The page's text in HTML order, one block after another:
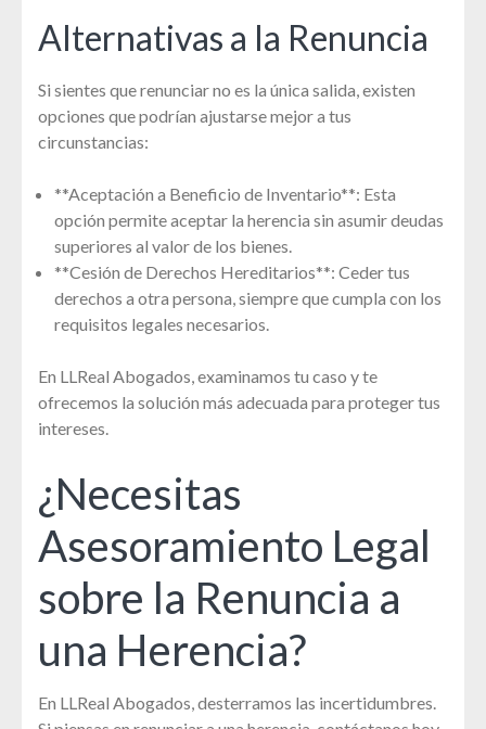
Alternativas a la Renuncia
Si sientes que renunciar no es la única salida, existen
opciones que podrían ajustarse mejor a tus
circunstancias:
**Aceptación a Beneficio de Inventario**: Esta
opción permite aceptar la herencia sin asumir deudas
superiores al valor de los bienes.
**Cesión de Derechos Hereditarios**: Ceder tus
derechos a otra persona, siempre que cumpla con los
requisitos legales necesarios.
En LLReal Abogados, examinamos tu caso y te
ofrecemos la solución más adecuada para proteger tus
intereses.
¿Necesitas
Asesoramiento Legal
sobre la Renuncia a
una Herencia?
En LLReal Abogados, desterramos las incertidumbres.